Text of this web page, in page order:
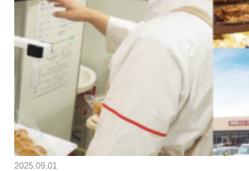
2025.09.01